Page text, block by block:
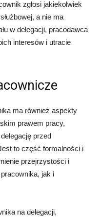
zgłosi jakiekolwiek
a nie ma
w delegacji, pracodawca
interesów i utracie
ma również aspekty
prawem pracy,
przed
to część formalności i
przejrzystości i
jak i
na delegacji,